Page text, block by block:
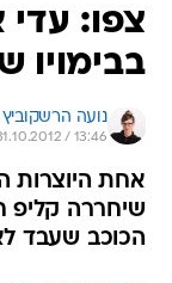
צפו: עדי
בבימויו
נועה הרשקוביץ
/ 13:46
אחת היוצרות
שיחררה קליפ
הכוכב שעבד